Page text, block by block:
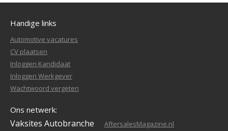
Handige links
Automotive vacatures
CV plaatsen
Inloggen Kandidaat
Inloggen Werkgever
Wachtwoord vergeten
Ons netwerk:
Vaksites Autobranche
AftersalesMagazine.nl